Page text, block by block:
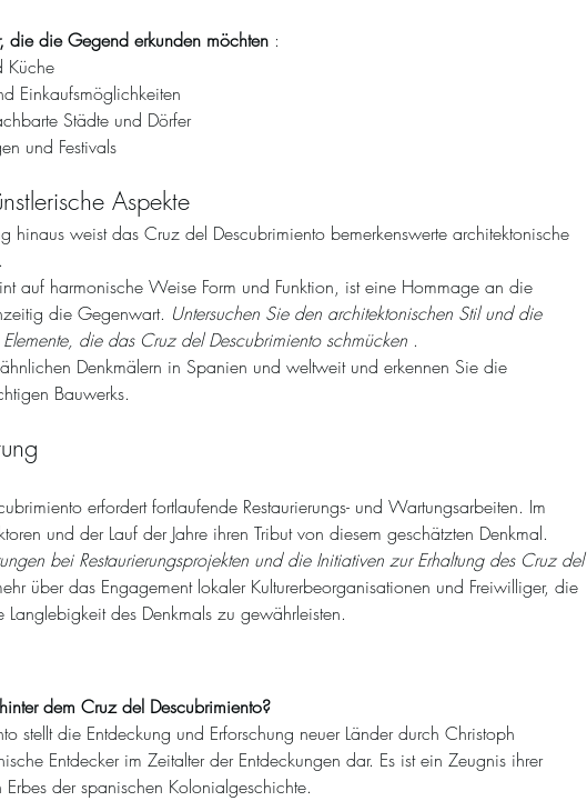
die die Gegend erkunden möchten :
Küche
Einkaufsmöglichkeiten
Städte und Dörfer
und Festivals
Aspekte
hinaus weist das Cruz del Descubrimiento bemerkenswerte architektonische
die Gegenwart. Untersuchen Sie den architektonischen Stil und die
Elemente, die das Cruz del Descubrimiento schmücken .
Denkmälern in Spanien und weltweit und erkennen Sie die
Bauwerks.
erfordert fortlaufende Restaurierungs- und Wartungsarbeiten. Im
und der Lauf der Jahre ihren Tribut von diesem geschätzten Denkmal.
bei Restaurierungsprojekten und die Initiativen zur Erhaltung des Cruz del
über das Engagement lokaler Kulturerbeorganisationen und Freiwilliger, die
des Denkmals zu gewährleisten.
dem Cruz del Descubrimiento?
stellt die Entdeckung und Erforschung neuer Länder durch Christoph
Entdecker im Zeitalter der Entdeckungen dar. Es ist ein Zeugnis ihrer
der spanischen Kolonialgeschichte.